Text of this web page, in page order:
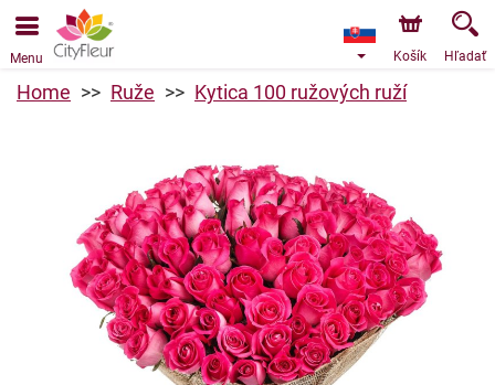
Objednávky prijímame prostredníctvom nášho e-shopu.
Najskorší možný termín doručenia je od 9.8.2026 z dôvodu
Menu Košík Hľadať
Home Ruže Kytica 100 ružových ruží